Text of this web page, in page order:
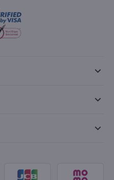
keyboard_arrow_down
keyboard_arrow_down
keyboard_arrow_down